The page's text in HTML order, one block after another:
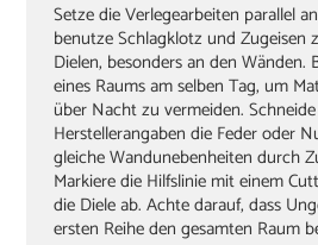
Setze die Verlegearbeiten parallel
benutze Schlagklotz und Zugeisen
Dielen, besonders an den Wänden.
eines Raums am selben Tag, um
über Nacht zu vermeiden.
Herstellerangaben die Feder oder
gleiche Wandunebenheiten durch
Markiere die Hilfslinie mit einem
die Diele ab. Achte darauf, dass
ersten Reihe den gesamten Raum